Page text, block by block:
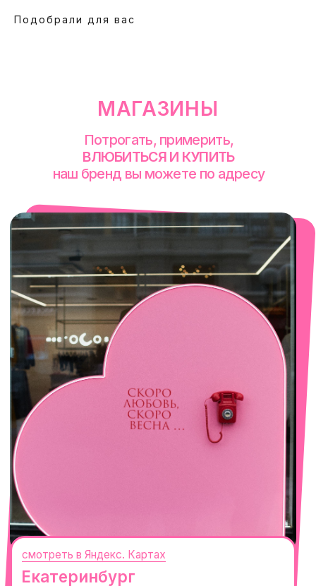
Подобрали для вас
Екатеринбург
Сакко и Ванцетти, 99
+7 (922) 030-63-11
смотреть в Яндекс. Картах
Сочи
Горная Карусель, 3
смотреть в Яндекс. Картах